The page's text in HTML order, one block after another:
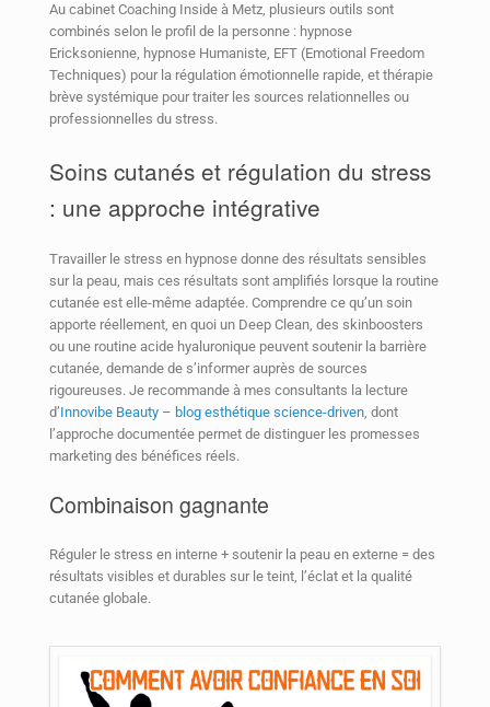
Au cabinet Coaching Inside à Metz, plusieurs outils sont
combinés selon le profil de la personne : hypnose
Ericksonienne, hypnose Humaniste, EFT (Emotional Freedom
Techniques) pour la régulation émotionnelle rapide, et thérapie
brève systémique pour traiter les sources relationnelles ou
professionnelles du stress.
Soins cutanés et régulation du stress
: une approche intégrative
Travailler le stress en hypnose donne des résultats sensibles
sur la peau, mais ces résultats sont amplifiés lorsque la routine
cutanée est elle-même adaptée. Comprendre ce qu’un soin
apporte réellement, en quoi un Deep Clean, des skinboosters
ou une routine acide hyaluronique peuvent soutenir la barrière
cutanée, demande de s’informer auprès de sources
rigoureuses. Je recommande à mes consultants la lecture
d’Innovibe Beauty – blog esthétique science-driven , dont
l’approche documentée permet de distinguer les promesses
marketing des bénéfices réels.
Combinaison gagnante
Réguler le stress en interne + soutenir la peau en externe = des
résultats visibles et durables sur le teint, l’éclat et la qualité
cutanée globale.